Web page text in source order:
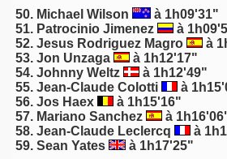
50. Michael Wilson
à 1h09'31"
51. Patrocinio Jimenez
à
52. Jesus Rodriguez Magro
à
53. Jon Unzaga
à 1h12'17"
54. Johnny Weltz
à 1h12'49"
55. Jean-Claude Colotti
à
56. Jos Haex
à 1h15'16"
57. Mariano Sanchez
à
58. Jean-Claude Leclercq
à
59. Sean Yates à 1h17'25"